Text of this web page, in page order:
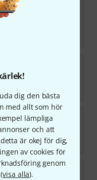
dig den bästa
med allt som hör
lämpliga
och att
är okej för dig,
av cookies för
genom
visa alla).
Weinberg 2011
10-Loch 1
24 Pieces